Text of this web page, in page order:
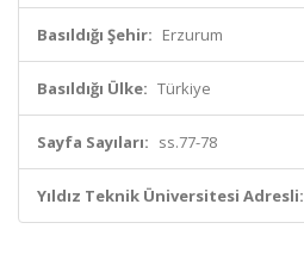
Basıldığı Şehir: Erzurum
Basıldığı Ülke: Türkiye
Sayfa Sayıları: ss.77-78
Yıldız Teknik Üniversitesi Adresli: